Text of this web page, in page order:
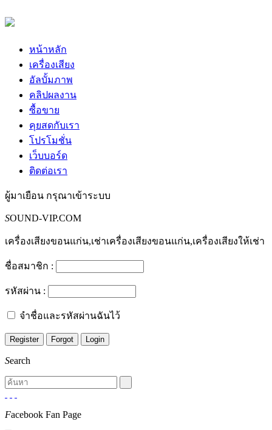
หน้าหลัก
เครื่องเสียง
อัลบั้มภาพ
คลิปผลงาน
ซื้อขาย
คุยสดกับเรา
โปรโมชั่น
เว็บบอร์ด
ติดต่อเรา
ผู้มาเยือน กรุณาเข้าระบบ
SOUND-VIP.COM
เครื่องเสียงขอนแก่น,เช่าเครื่องเสียงขอนแก่น,เครื่องเสียงให้เช่า
ชื่อสมาชิก :
รหัสผ่าน :
จำชื่อและรหัสผ่านฉันไว้
Search
Facebook Fan Page